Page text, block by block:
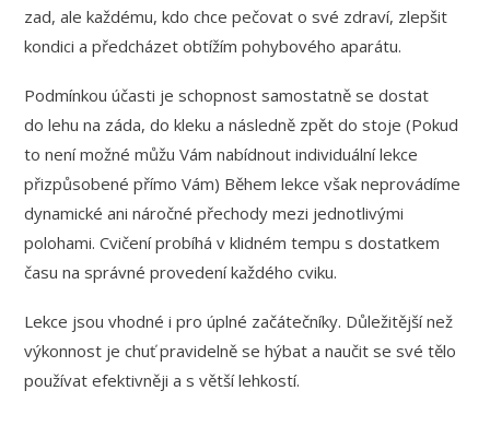
zad, ale každému, kdo chce pečovat o své zdraví, zlepšit
kondici a předcházet obtížím pohybového aparátu.
Podmínkou účasti je schopnost samostatně se dostat
do lehu na záda, do kleku a následně zpět do stoje (Pokud
to není možné můžu Vám nabídnout individuální lekce
přizpůsobené přímo Vám) Během lekce však neprovádíme
dynamické ani náročné přechody mezi jednotlivými
polohami. Cvičení probíhá v klidném tempu s dostatkem
času na správné provedení každého cviku.
Lekce jsou vhodné i pro úplné začátečníky. Důležitější než
výkonnost je chuť pravidelně se hýbat a naučit se své tělo
používat efektivněji a s větší lehkostí.